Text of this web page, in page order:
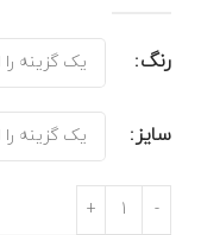
رنگ
سایز